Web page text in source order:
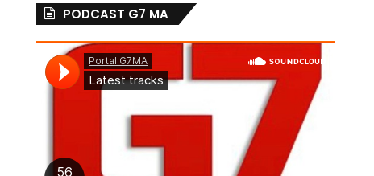
PODCAST G7 MA